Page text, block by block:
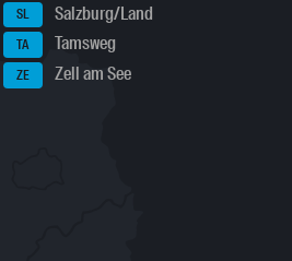
SL Salzburg/Land
TA Tamsweg
ZE Zell am See